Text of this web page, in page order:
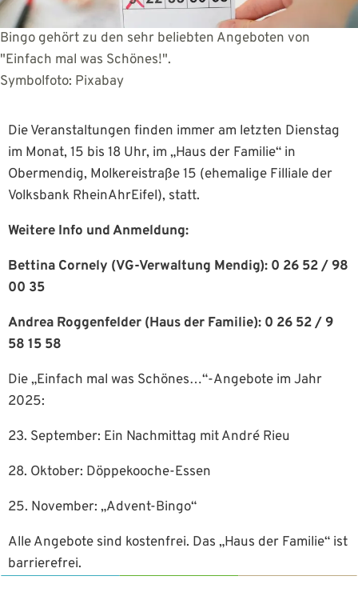
Bingo gehört zu den sehr beliebten Angeboten von
"Einfach mal was Schönes!".
Symbolfoto: Pixabay
Die Veranstaltungen finden immer am letzten Dienstag
im Monat, 15 bis 18 Uhr, im „Haus der Familie“ in
Obermendig, Molkereistraße 15 (ehemalige Filliale der
Volksbank RheinAhrEifel), statt.
Weitere Info und Anmeldung:
Bettina Cornely (VG-Verwaltung Mendig): 0 26 52 / 98
00 35
Andrea Roggenfelder (Haus der Familie): 0 26 52 / 9
58 15 58
Die „Einfach mal was Schönes…“-Angebote im Jahr
2025:
23. September: Ein Nachmittag mit André Rieu
28. Oktober: Döppekooche-Essen
25. November: „Advent-Bingo“
Alle Angebote sind kostenfrei. Das „Haus der Familie“ ist
barrierefrei.